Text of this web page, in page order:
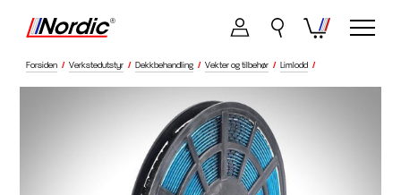
Forsiden / Verkstedutstyr / Dekkbehandling / Vekter og tilbehør / Limlodd /